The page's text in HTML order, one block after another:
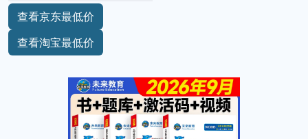
查看京东最低价
查看淘宝最低价